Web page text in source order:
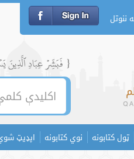
ننوتل
{ فَبَشِّرۡ عِبَادِ ٱلَّذِينَ
ټول کتابونه نوي کتابونه اپډیټ